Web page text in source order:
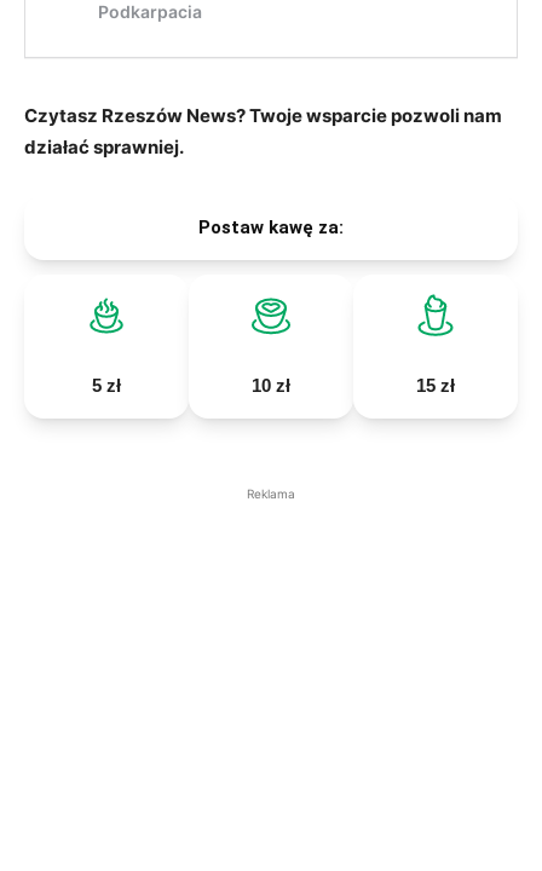
Czytasz Rzeszów News? Twoje wsparcie pozwoli nam
działać sprawniej.
Postaw kawę za:
5 zł 10 zł 15 zł
Reklama